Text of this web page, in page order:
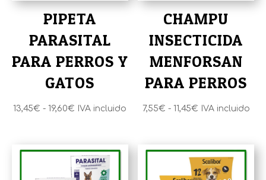
PIPETA
PARASITAL
PARA PERROS Y
GATOS
13,45€ - 19,60€ Rango
desde
13,45€
IVA incluido
CHAMPU
INSECTICIDA
MENFORSAN
PARA PERROS
7,55€ - 11,45€Rango
desde
7,55€
IVA incluido